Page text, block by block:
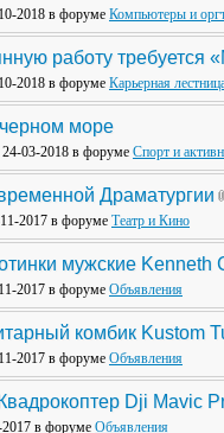
2018 в форуме Компьютеры и
работу требуется
2018 в форуме Карьерная
море
24-03-2018 в форуме Спорт и
Драматургии
2017 в форуме Театр и Кино
мужские Kenneth
2017 в форуме Объявления
комбик Kustom
2017 в форуме Объявления
Dji Mavic
в форуме Объявления